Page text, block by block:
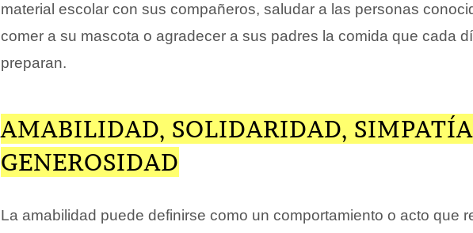
material escolar con sus compañeros, saludar a las personas
comer a su mascota o agradecer a sus padres la comida que cada
preparan.
AMABILIDAD, SOLIDARIDAD,
GENEROSIDAD
La amabilidad puede definirse como un comportamiento o acto que